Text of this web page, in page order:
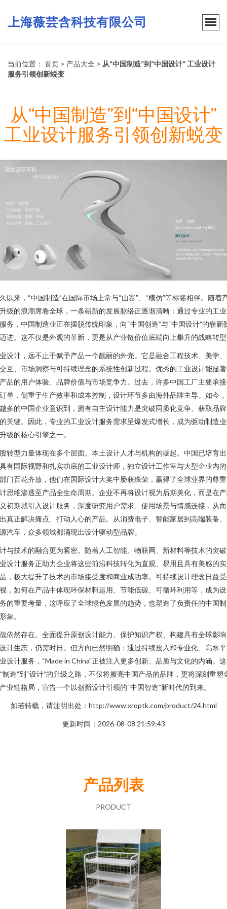
上海薇芸含科技有限公司
当前位置： 首页 > 产品大全 > 从“中国制造”到“中国设计” 工业设计
服务引领创新蜕变
从“中国制造”到“中国设计”
工业设计服务引领创新蜕变
以来，“中国制造”在国际市场上常与“山寨”、“模仿”等标签相伴。随着
级的浪潮席卷全球，一条崭新的发展脉络正逐渐清晰：通过专业的工
务，中国制造业正在摆脱传统印象，向“中国创造”与“中国设计”的崭新
进。这不仅是外观的革新，更是从产业链价值底端向上攀升的战略转
设计，远不止于赋予产品一个靓丽的外壳。它是融合工程技术、美学
互、市场洞察与可持续理念的系统性创新过程。优秀的工业设计能显
品的用户体验、品牌价值与市场竞争力。过去，许多中国工厂主要承
单，侧重于生产效率和成本控制，设计环节多由海外品牌主导。如今
多的中国企业意识到，拥有自主设计能力是突破同质化竞争、获取品
关键。因此，专业的工业设计服务需求呈爆发式增长，成为驱动制造
级的核心引擎之一。
转型力量体现在多个层面。本土设计人才与机构的崛起。中国已培育
有国际视野和扎实功底的工业设计师，独立设计工作室与大型企业内
门百花齐放，他们在国际设计大奖中屡获殊荣，赢得了全球业界的尊
思维渗透至产品全生命周期。企业不再将设计视为后期美化，而是在
初期就引入设计服务，深度研究用户需求、使用场景与情感连接，从
真正解决痛点、打动人心的产品。从消费电子、智能家居到高端装备
汽车，众多领域都涌现出设计驱动型品牌。
与技术的融合更为紧密。随着人工智能、物联网、新材料等技术的突
设计服务正助力企业将这些前沿科技转化为直观、易用且具有美感的
，极大提升了技术的市场接受度和商业成功率。可持续设计理念日益
，如何在产品中体现环保材料运用、节能低碳、可循环利用等，成为
的重要考量，这呼应了全球绿色发展的趋势，也塑造了负责任的中国
象。
依然存在。全面提升原创设计能力、保护知识产权、构建具有全球影
计生态，仍需时日。但方向已然明确：通过持续投入和专业化、高水
设计服务，“Made in China”正被注入更多创新、品质与文化的内涵。
制造”到“设计”的升级之路，不仅将擦亮中国产品的品牌，更将深刻重塑
业链格局，宣告一个以创新设计引领的“中国智造”新时代的到来。
如若转载，请注明出处：http://www.xroptk.com/product/24.html
更新时间：2026-08-08 21:59:43
产品列表
PRODUCT